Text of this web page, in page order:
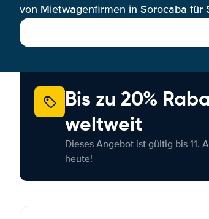
von Mietwagenfirmen in Sorocaba für
Bis zu 20%
weltweit
Dieses Angebot ist gültig bis 11.
heute!